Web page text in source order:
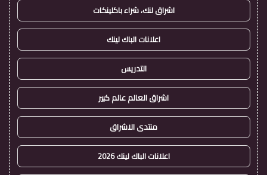
اشراق لنك، شراء باكلينكات
اعلانات الباك لينك
التدريس
اشراق العالم عالم كبير
منتدى الاشراق
اعلانات الباك لينك 2026